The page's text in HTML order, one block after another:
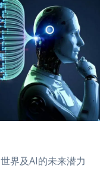
界及AI的未来潜力